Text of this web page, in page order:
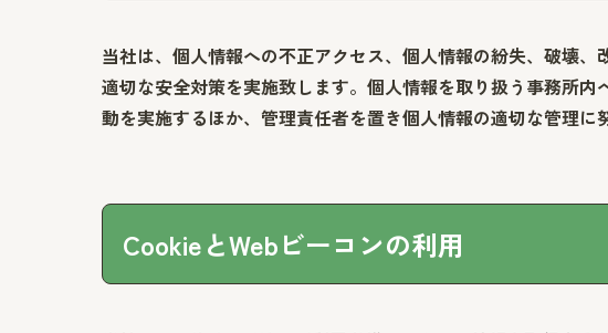
当社は、個人情報への不正アクセス、個人情報の紛失、破壊
適切な安全対策を実施致します。個人情報を取り扱う事務所
動を実施するほか、管理責任者を置き個人情報の適切な管理に
CookieとWebビーコンの利用